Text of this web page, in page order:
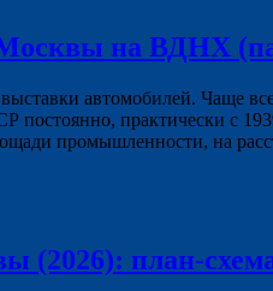
на ВДНХ
автомобилей. Чаще
практически с
промышленности, на
план-